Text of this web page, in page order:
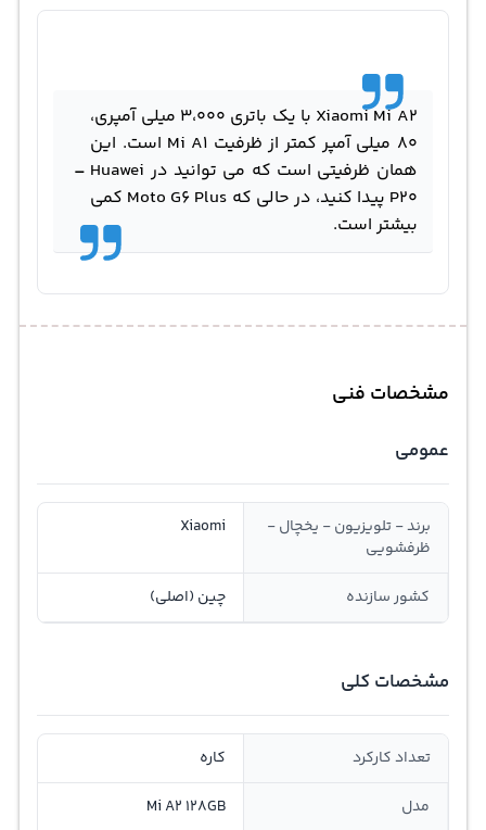
Xiaomi Mi A2 با یک باتری 3،000 میلی آمپری،
80 میلی آمپر کمتر از ظرفیت Mi A1 است. این
همان ظرفیتی است که می توانید در Huawei
P20 پیدا کنید، در حالی که Moto G6 Plus کمی
بیشتر است.
-
مشخصات فنی
عمومی
برند - تلویزیون - یخچال -
ظرفشویی
Xiaomi
کشور سازنده چین (اصلی)
مشخصات کلی
تعداد کارکرد کاره
مدل Mi A2 128GB